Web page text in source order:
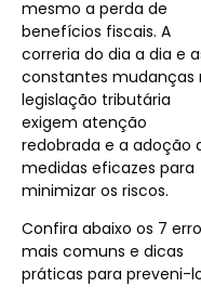
mesmo a perda de
benefícios fiscais. A
correria do dia a dia e
constantes mudanças
legislação tributária
exigem atenção
redobrada e a adoção
medidas eficazes para
minimizar os riscos.
Confira abaixo os 7
mais comuns e dicas
práticas para preveni-